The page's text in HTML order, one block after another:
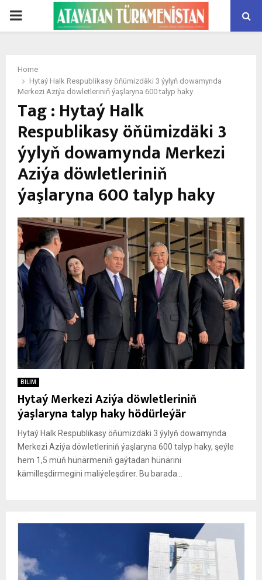
PRIMARY
Home
Hytaý Halk Respublikasy öňümizdäki 3 ýylyň dowamynda
Merkezi Aziýa döwletleriniň ýaşlaryna 600 talyp haky
Tag : Hytaý Halk
Respublikasy öňümizdäki 3
ýylyň dowamynda Merkezi
Aziýa döwletleriniň
ýaşlaryna 600 talyp haky
BILIM
Hytaý Merkezi Aziýa döwletleriniň
ýaşlaryna talyp haky hödürleýär
Hytaý Halk Respublikasy öňümizdäki 3 ýylyň dowamynda
Merkezi Aziýa döwletleriniň ýaşlaryna 600 talyp haky, şeýle
hem 1,5 müň hünärmeniň gaýtadan hünärini
kämilleşdirmegini maliýeleşdirer. Bu barada...